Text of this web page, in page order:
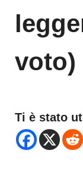
voto)
Ti è stato